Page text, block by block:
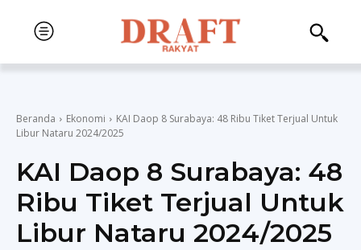
Beranda Ekonomi
KAI Daop 8 Surabaya: 48 Ribu Tiket Terjual Untuk
Libur Nataru 2024/2025
KAI Daop 8 Surabaya: 48
Ribu Tiket Terjual Untuk
Libur Nataru 2024/2025